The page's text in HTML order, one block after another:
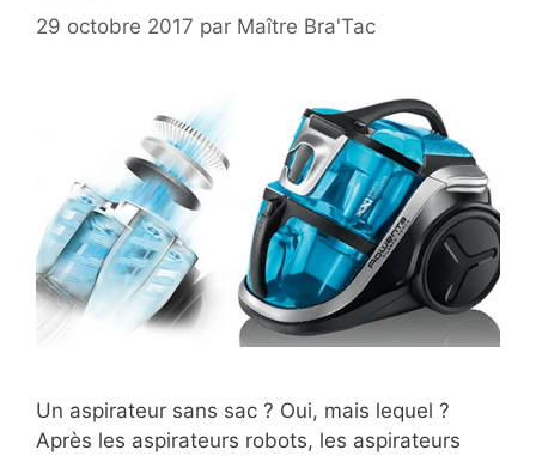
29 octobre 2017 par Maître Bra'Tac
Un aspirateur sans sac ? Oui, mais lequel ?
Après les aspirateurs robots, les aspirateurs